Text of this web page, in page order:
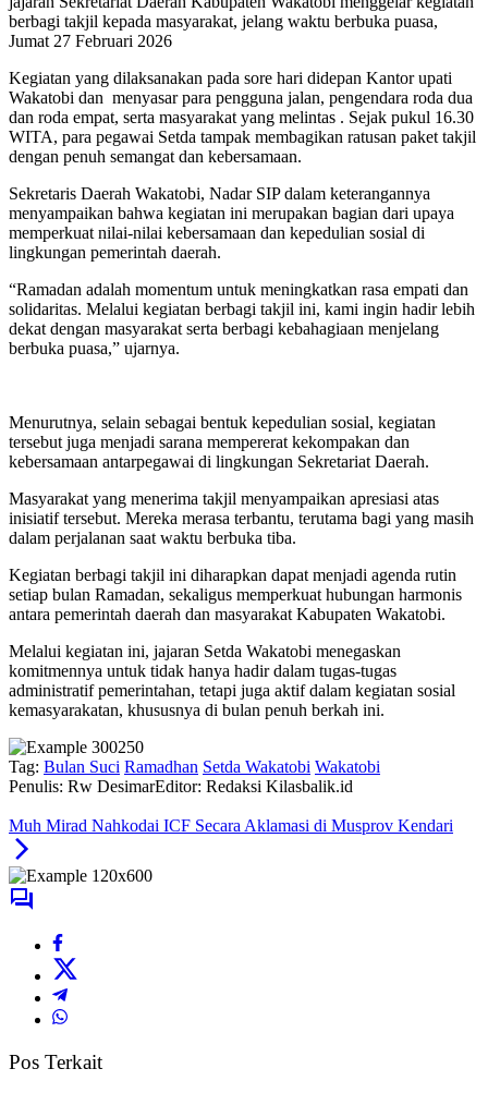
berbagi takjil kepada masyarakat, jelang waktu berbuka puasa,
Jumat 27 Februari 2026
Kegiatan yang dilaksanakan pada sore hari didepan Kantor upati
Wakatobi dan menyasar para pengguna jalan, pengendara roda dua
dan roda empat, serta masyarakat yang melintas . Sejak pukul 16.30
WITA, para pegawai Setda tampak membagikan ratusan paket takjil
dengan penuh semangat dan kebersamaan.
Sekretaris Daerah Wakatobi, Nadar SIP dalam keterangannya
menyampaikan bahwa kegiatan ini merupakan bagian dari upaya
memperkuat nilai-nilai kebersamaan dan kepedulian sosial di
lingkungan pemerintah daerah.
“Ramadan adalah momentum untuk meningkatkan rasa empati dan
solidaritas. Melalui kegiatan berbagi takjil ini, kami ingin hadir lebih
dekat dengan masyarakat serta berbagi kebahagiaan menjelang
berbuka puasa,” ujarnya.
Menurutnya, selain sebagai bentuk kepedulian sosial, kegiatan
tersebut juga menjadi sarana mempererat kekompakan dan
kebersamaan antarpegawai di lingkungan Sekretariat Daerah.
Masyarakat yang menerima takjil menyampaikan apresiasi atas
inisiatif tersebut. Mereka merasa terbantu, terutama bagi yang masih
dalam perjalanan saat waktu berbuka tiba.
Kegiatan berbagi takjil ini diharapkan dapat menjadi agenda rutin
setiap bulan Ramadan, sekaligus memperkuat hubungan harmonis
antara pemerintah daerah dan masyarakat Kabupaten Wakatobi.
Melalui kegiatan ini, jajaran Setda Wakatobi menegaskan
komitmennya untuk tidak hanya hadir dalam tugas-tugas
administratif pemerintahan, tetapi juga aktif dalam kegiatan sosial
kemasyarakatan, khususnya di bulan penuh berkah ini.
Tag: Bulan Suci Ramadhan Setda Wakatobi Wakatobi
Penulis: Rw DesimarEditor: Redaksi Kilasbalik.id
Muh Mirad Nahkodai ICF Secara Aklamasi di Musprov Kendari
Pos Terkait